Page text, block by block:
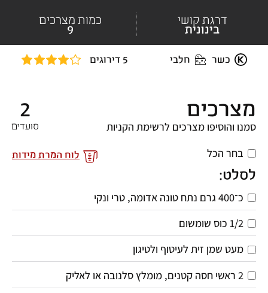
כשר חלבי 5 דירוגים
דרגת קושי
בינונית
כמות מצרכים
9
מצרכים 2
סועדים
לוח המרת מידות
סמנו והוסיפו מצרכים לרשימת הקניות
בחר הכל
לסלט:
כ־400 גרם נתח טונה אדומה, טרי ונקי
1/2 כוס שומשום
מעט שמן זית לעיטוף ולטיגון
2 ראשי חסה קטנים, מומלץ סלנובה או לאליק